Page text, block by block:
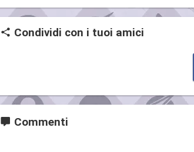
Condividi con i tuoi amici
Commenti